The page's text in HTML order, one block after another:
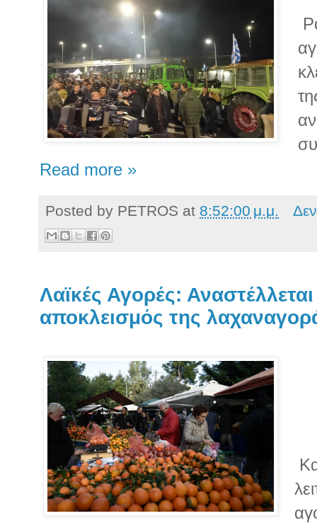
Read more »
Posted by PETROS at 8:52:00 μ.μ.
Λαϊκές Αγορές:
αποκλεισμός της